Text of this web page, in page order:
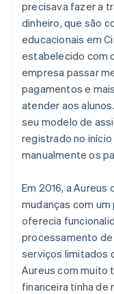
precisava fazer a
dinheiro, que são
educacionais em
estabelecido com
empresa passar
pagamentos e
atender aos
seu modelo de
registrado no
manualmente os
Em 2016, a
mudanças com
oferecia
processamento
serviços limitados
Aureus com muito
financeira tinha de